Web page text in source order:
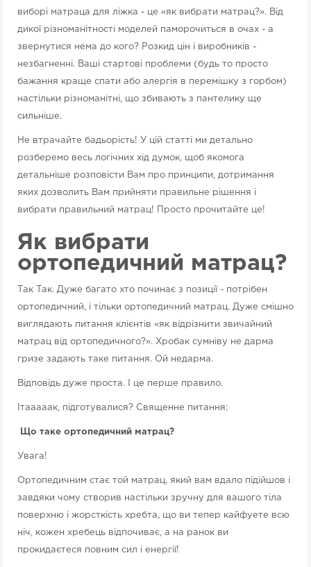
виборі матраца для ліжка - це «як вибрати матрац?». Від
дикої різноманітності моделей паморочиться в очах - а
звернутися нема до кого? Розкид цін і виробників -
незбагненні. Ваші стартові проблеми (будь то просто
бажання краще спати або алергія в перемішку з горбом)
настільки різноманітні, що збивають з пантелику ще
сильніше.
Не втрачайте бадьорість! У цій статті ми детально
розберемо весь логічних хід думок, щоб якомога
детальніше розповісти Вам про принципи, дотримання
яких дозволить Вам прийняти правильне рішення і
вибрати правильний матрац! Просто прочитайте це!
Як вибрати
ортопедичний матрац?
Так Так. Дуже багато хто починає з позиції - потрібен
ортопедичний, і тільки ортопедичний матрац. Дуже смішно
виглядають питання клієнтів «як відрізнити звичайний
матрац від ортопедичного?». Хробак сумніву не дарма
гризе задають таке питання. Ой недарма.
Відповідь дуже проста. І це перше правило.
Ітааааак, підготувалися? Священне питання:
Що таке ортопедичний матрац?
Увага!
Ортопедичним стає той матрац, який вам вдало підійшов і
завдяки чому створив настільки зручну для вашого тіла
поверхню і жорсткість хребта, що ви тепер кайфуете всю
ніч, кожен хребець відпочиває, а на ранок ви
прокидаєтеся повним сил і енергії!